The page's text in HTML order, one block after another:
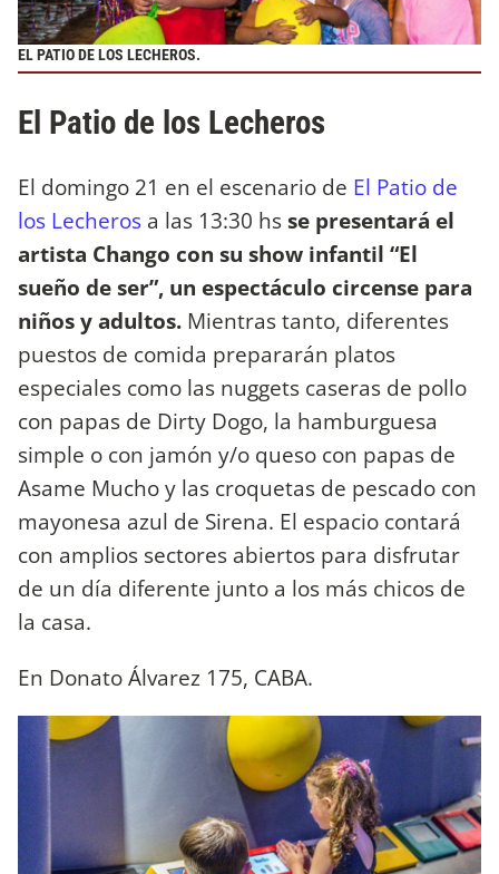
EL PATIO DE LOS LECHEROS.
El Patio de los Lecheros
El domingo 21 en el escenario de El Patio de
los Lecheros a las 13:30 hsse presentará el
artista Chango con su show infantil “El
sueño de ser”, un espectáculo circense para
niños y adultos. Mientras tanto, diferentes
puestos de comida prepararán platos
especiales como las nuggets caseras de pollo
con papas de Dirty Dogo, la hamburguesa
simple o con jamón y/o queso con papas de
Asame Mucho y las croquetas de pescado con
mayonesa azul de Sirena. El espacio contará
con amplios sectores abiertos para disfrutar
de un día diferente junto a los más chicos de
la casa.
En Donato Álvarez 175, CABA.